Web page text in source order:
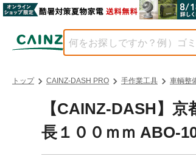
トップ CAINZ-DASH PRO 手作業工具 車輌整
【CAINZ-DASH】
長１００ｍｍ ABO-